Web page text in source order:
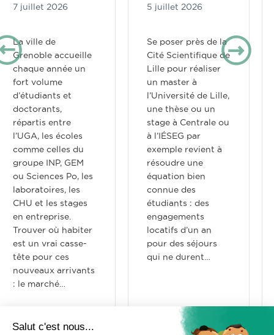
7 juillet 2026
La ville de
Grenoble accueille
chaque année un
fort volume
d’étudiants et
doctorants,
répartis entre
l’UGA, les écoles
comme celles du
groupe INP, GEM
ou Sciences Po, les
laboratoires, les
CHU et les stages
en entreprise.
Trouver où habiter
est un vrai casse-
tête pour ces
nouveaux arrivants
: le marché…
5 juillet 2026
Se poser près de la
Cité Scientifique de
Lille pour réaliser
un master à
l’Université de Lille,
une thèse ou un
stage à Centrale ou
à l’IÉSEG par
exemple revient à
résoudre une
équation bien
connue des
étudiants : des
engagements
locatifs d’un an
pour des séjours
qui ne durent…